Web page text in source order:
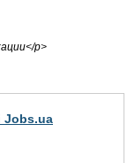
p>
Jobs.ua